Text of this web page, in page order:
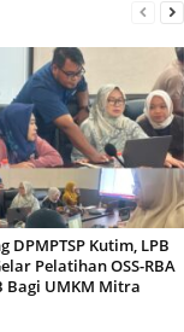
DPMPTSP Kutim, LPB
Pelatihan OSS-RBA
Bagi UMKM Mitra